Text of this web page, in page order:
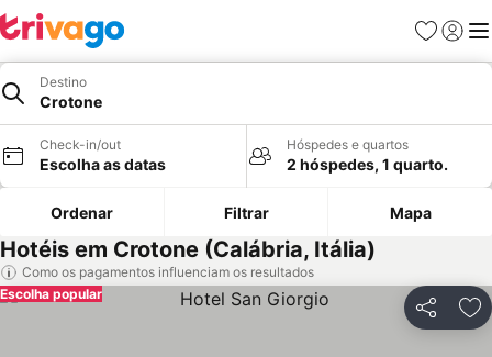
Favoritos
Iniciar
Destino
Crotone
Check-in/out
Escolha as datas
Hóspedes e quartos
2 hóspedes, 1 quarto.
Ordenar Filtrar Mapa
Hotéis em Crotone (Calábria, Itália)
Como os pagamentos influenciam os resultados
Partilhar
Escolha popular